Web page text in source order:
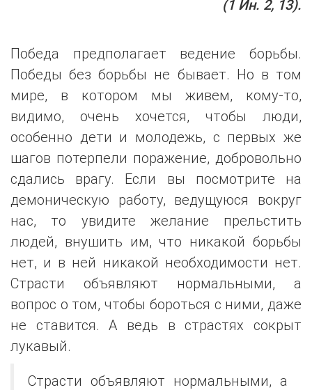
(1 Ин. 2, 13).
Победа предполагает ведение борьбы.
Победы без борьбы не бывает. Но в том
мире, в котором мы живем, кому-то,
видимо, очень хочется, чтобы люди,
особенно дети и молодежь, с первых же
шагов потерпели поражение, добровольно
сдались врагу. Если вы посмотрите на
демоническую работу, ведущуюся вокруг
нас, то увидите желание прельстить
людей, внушить им, что никакой борьбы
нет, и в ней никакой необходимости нет.
Страсти объявляют нормальными, а
вопрос о том, чтобы бороться с ними, даже
не ставится. А ведь в страстях сокрыт
лукавый.
Страсти объявляют нормальными, а